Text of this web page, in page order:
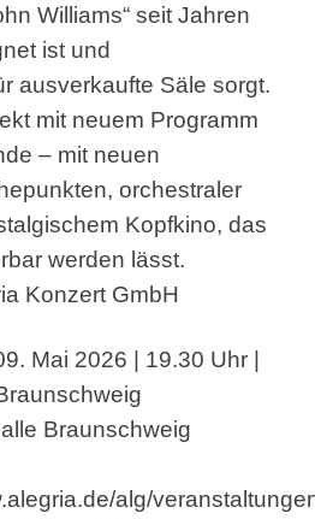
Williams“ seit Jahren
ist und
ausverkaufte Säle sorgt.
mit neuem Programm
– mit neuen
orchestraler
Kopfkino, das
werden lässt.
Konzert GmbH
Mai 2026 | 19.30 Uhr |
Braunschweig
alg/